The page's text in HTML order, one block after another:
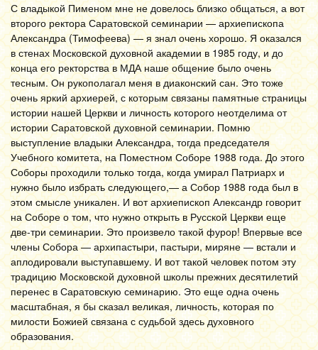
С владыкой Пименом мне не довелось близко общаться, а вот
второго ректора Саратовской семинарии — архиепископа
Александра (Тимофеева) — я знал очень хорошо. Я оказался
в стенах Московской духовной академии в 1985 году, и до
конца его ректорства в МДА наше общение было очень
тесным. Он рукополагал меня в диаконский сан. Это тоже
очень яркий архиерей, с которым связаны памятные страницы
истории нашей Церкви и личность которого неотделима от
истории Саратовской духовной семинарии. Помню
выступление владыки Александра, тогда председателя
Учебного комитета, на Поместном Соборе 1988 года. До этого
Соборы проходили только тогда, когда умирал Патриарх и
нужно было избрать следующего,— а Собор 1988 года был в
этом смысле уникален. И вот архиепископ Александр говорит
на Соборе о том, что нужно открыть в Русской Церкви еще
две-три семинарии. Это произвело такой фурор! Впервые все
члены Собора — архипастыри, пастыри, миряне — встали и
аплодировали выступавшему. И вот такой человек потом эту
традицию Московской духовной школы прежних десятилетий
перенес в Саратовскую семинарию. Это еще одна очень
масштабная, я бы сказал великая, личность, которая по
милости Божией связана с судьбой здесь духовного
образования.